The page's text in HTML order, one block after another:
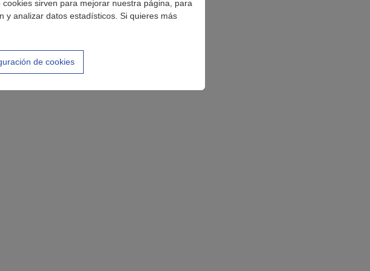
sirven para mejorar nuestra página, para
y analizar datos estadísticos. Si quieres más
de cookies